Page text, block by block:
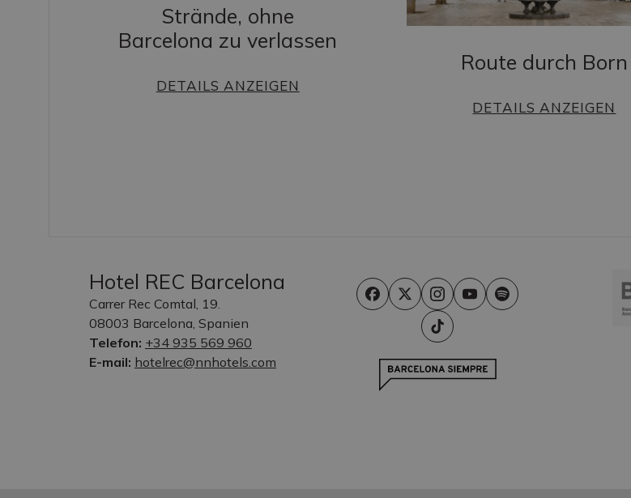
Strände, ohne
Barcelona zu verlassen
DETAILS ANZEIGEN
Route durch Born
DETAILS ANZEIGEN
Hotel REC Barcelona
Carrer Rec Comtal, 19.
08003 Barcelona, Spanien
Telefon: +34 935 569 960
E-mail: hotelrec@nnhotels.com